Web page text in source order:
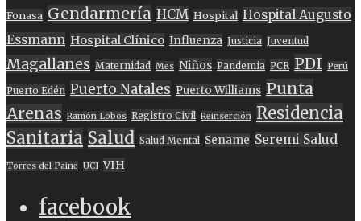
Fonasa Gendarmería HCM Hospital Hospital Augusto
Essmann Hospital Clínico Influenza Justicia Juventud
Magallanes Maternidad Mes Niños Pandemia PCR PDI Perú
Puerto Edén Puerto Natales Puerto Williams Punta
Arenas Ramón Lobos Registro Civil Reinserción Residencia
Sanitaria Salud Salud Mental Sename Seremi Salud
Torres del Paine UCI VIH
facebook